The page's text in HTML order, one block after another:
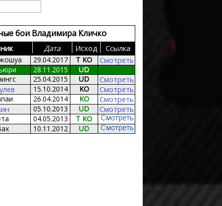
бои Владимира Кличко
Дата Исход Сcылка
29.04.2017 T KO Смотреть
28.11.2015
UD
25.04.2015 UD Смотреть
15.10.2014 KO Смотреть
26.04.2014 KO Смотреть
05.10.2013 UD Смотреть
04.05.2013
T KO
10.11.2012
UD